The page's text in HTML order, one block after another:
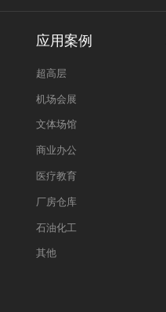
应用案例
超高层
机场会展
文体场馆
商业办公
医疗教育
厂房仓库
石油化工
其他